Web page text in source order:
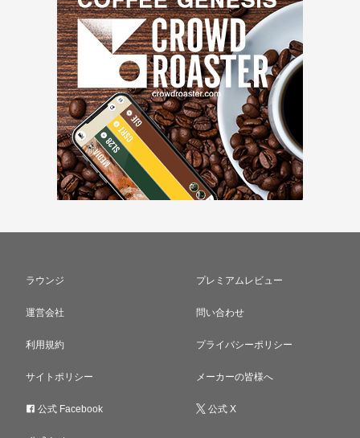
ラウンジ プレミアムレビュー
運営会社 問い合わせ
利用規約 プライバシーポリシー
サイトポリシー メーカーの皆様へ
公式 Facebook 公式 X